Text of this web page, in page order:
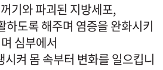
기와 파괴된 지방세포,
하도록 해주며 염증을 완화시키
며 심부에서
켜 몸 속부터 변화를 일으킵니